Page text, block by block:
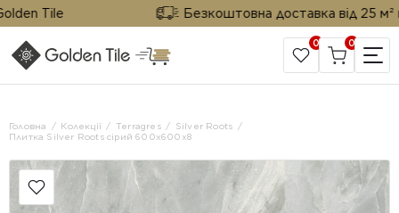
Tile Безкоштовна доставка від 25 м² від
САЙТ КОМПАНІЇ
0 0
Головна Колекції Terragres
Silver Roots
Плитка Silver Roots сірий 600х600х8